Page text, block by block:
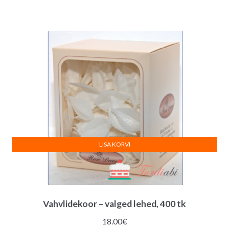
Vahvlidekoor – valged lehed, 400 tk
18.00€
LISA KORVI